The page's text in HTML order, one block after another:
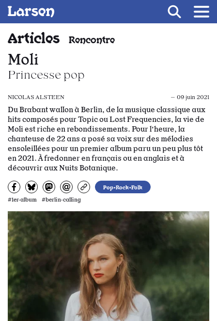
Fil d’ariane
Articles Rencontre
Moli
Princesse pop
NICOLAS ALSTEEN — 09 juin 2021
Du Brabant wallon à Berlin, de la musique classique aux
hits composés pour Topic ou Lost Frequencies, la vie de
Moli est riche en rebondissements. Pour l’heure, la
chanteuse de 22 ans a posé sa voix sur des mélodies
ensoleillées pour un premier album paru un peu plus tôt
en 2021. À fredonner en français ou en anglais et à
découvrir aux Nuits Botanique.
Partagez sur Facebook
Partager sur Bluesky
Partager sur Mastodon
Partagez par e-mail
Copiez l’urlPop•Rock•Folk
#1er·album #berlin·calling